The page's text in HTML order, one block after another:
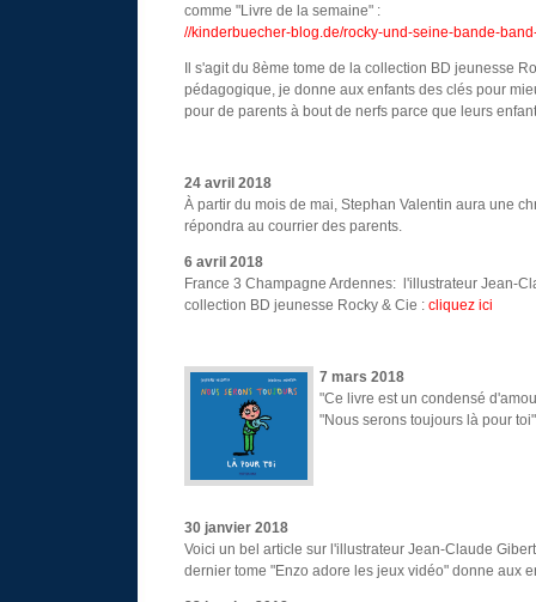
comme "Livre de la semaine" :
//kinderbuecher-blog.de/rocky-und-seine-bande-
Il s'agit du 8ème tome de la collection BD jeunesse
pédagogique, je donne aux enfants des clés pour
pour de parents à bout de nerfs parce que leurs
24 avril 2018
À partir du mois de mai, Stephan Valentin aura une
répondra au courrier des parents.
6 avril 2018
France 3 Champagne Ardennes: l'illustrateur Jean-
collection BD jeunesse Rocky & Cie : cliquez ici
7 mars 2018
"Ce livre est un condensé
"Nous serons toujours là pour
30 janvier 2018
Voici un bel article sur l'illustrateur Jean-Claude
dernier tome "Enzo adore les jeux vidéo" donne aux